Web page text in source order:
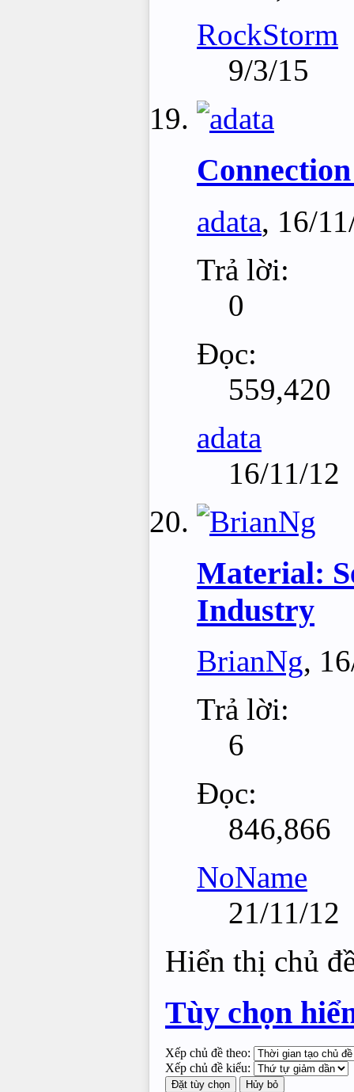
RockStorm
9/3/15
adata, 16/
Trả lời:
0
Đọc:
559,420
adata
16/11/12
Material:
Industry
BrianNg,
Trả lời:
6
Đọc:
846,866
NoName
21/11/12
Hiển thị chủ
Tùy chọn
Xếp chủ đề theo:
Xếp chủ đề kiểu: